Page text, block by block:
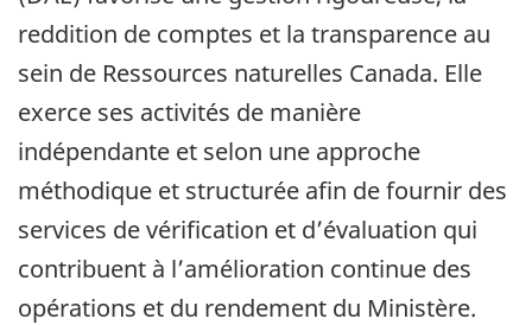
reddition de comptes et la transparence au
sein de Ressources naturelles Canada. Elle
exerce ses activités de manière
indépendante et selon une approche
méthodique et structurée afin de fournir des
services de vérification et d’évaluation qui
contribuent à l’amélioration continue des
opérations et du rendement du Ministère.